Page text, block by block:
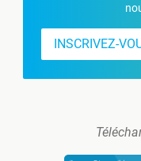
INSCRIVEZ-